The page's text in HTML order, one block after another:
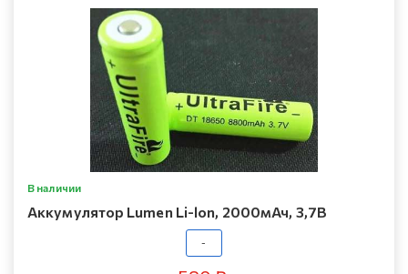
В наличии
Аккумулятор Lumen Li-lon, 2000мАч, 3,7В
-